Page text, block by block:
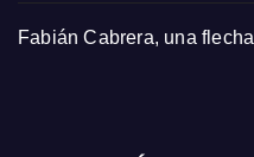
Fabián Cabrera, una